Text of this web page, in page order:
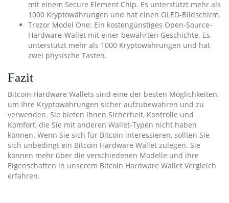
mit einem Secure Element Chip. Es unterstützt mehr als
1000 Kryptowährungen und hat einen OLED-Bildschirm.
Trezor Model One: Ein kostengünstiges Open-Source-
Hardware-Wallet mit einer bewährten Geschichte. Es
unterstützt mehr als 1000 Kryptowährungen und hat
zwei physische Tasten.
Fazit
Bitcoin Hardware Wallets sind eine der besten Möglichkeiten,
um Ihre Kryptowährungen sicher aufzubewahren und zu
verwenden. Sie bieten Ihnen Sicherheit, Kontrolle und
Komfort, die Sie mit anderen Wallet-Typen nicht haben
können. Wenn Sie sich für Bitcoin interessieren, sollten Sie
sich unbedingt ein Bitcoin Hardware Wallet zulegen. Sie
können mehr über die verschiedenen Modelle und ihre
Eigenschaften in unserem Bitcoin Hardware Wallet Vergleich
erfahren.